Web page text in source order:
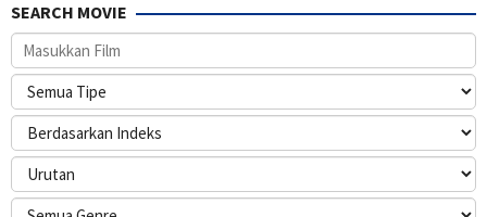
SEARCH MOVIE